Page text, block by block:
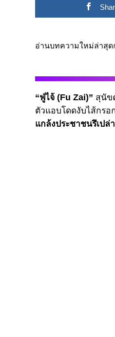
อ่านบทความใหม่ล่าสุด
“ฟู่ไจ้ (Fu Zai)” สุนัข
ตัวแอบโดดงับไส้กรอ
แกล้งประชาชนรึเปล่